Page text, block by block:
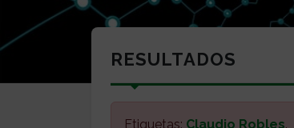
RESULTADOS
Etiquetas: Claudio Robles.